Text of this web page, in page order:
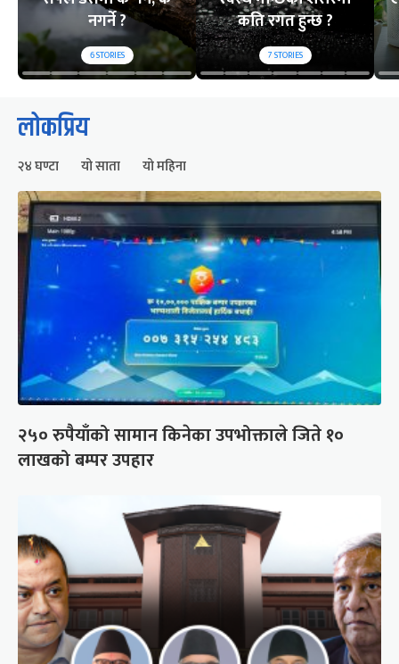
नगर्ने ?
6STORIES
कति रगत हुन्छ ?
7STORIES
लोकप्रिय
२४ घण्टा यो साता यो महिना
२५० रुपैयाँको सामान किनेका उपभोक्ताले जिते १०
लाखको बम्पर उपहार